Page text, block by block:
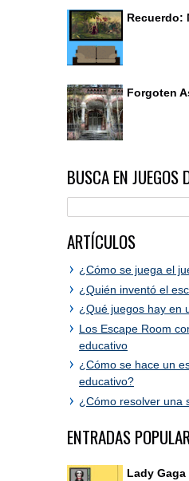
Recuerdo:
Forgoten
BUSCA EN JUEGOS
ARTÍCULOS
¿Cómo se juega el
¿Quién inventó el
¿Qué juegos hay en
Los Escape Room
educativo
¿Cómo se hace un
educativo?
¿Cómo resolver una
ENTRADAS
Lady Gaga